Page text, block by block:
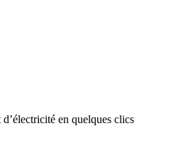
en quelques clics